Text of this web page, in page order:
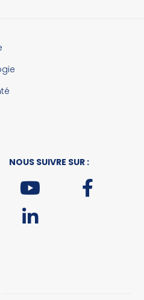
NOUS SUIVRE SUR :